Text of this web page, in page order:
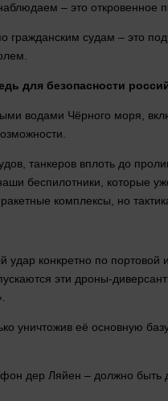
– это откровенное
судам – это
для безопасности
водами Чёрного моря,
танкеров вплоть до
беспилотники, которые
комплексы, но
конкретно по портовой
эти дроны-
уничтожив её основную
дер Ляйен – должно быть